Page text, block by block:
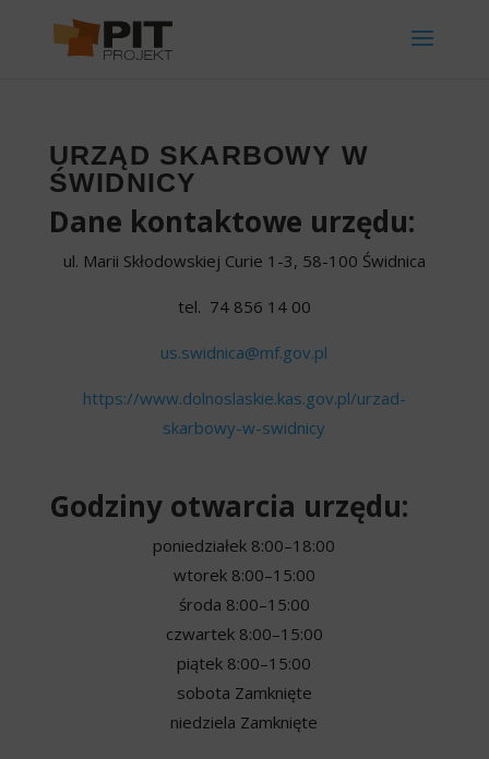
URZĄD SKARBOWY W
ŚWIDNICY
Dane kontaktowe urzędu:
ul. Marii Skłodowskiej Curie 1-3, 58-100 Świdnica
tel. 74 856 14 00
us.swidnica@mf.gov.pl
https://www.dolnoslaskie.kas.gov.pl/urzad-
skarbowy-w-swidnicy
Godziny otwarcia urzędu:
poniedziałek 8:00–18:00
wtorek 8:00–15:00
środa 8:00–15:00
czwartek 8:00–15:00
piątek 8:00–15:00
sobota Zamknięte
niedziela Zamknięte